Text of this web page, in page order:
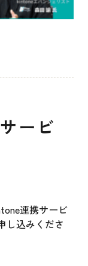
ービ
連携サービ
し込みくださ